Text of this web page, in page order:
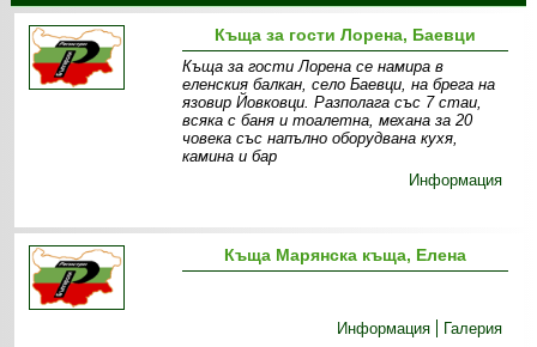
Къща за гости Лорена, Баевци
Къща за гости Лорена се намира в
еленския балкан, село Баевци, на брега на
язовир Йовковци. Разполага със 7 стаи,
всяка с баня и тоалетна, механа за 20
човека със напълно оборудвана кухя,
камина и бар
Информация
Къща Марянска къща, Елена
Информация Галерия